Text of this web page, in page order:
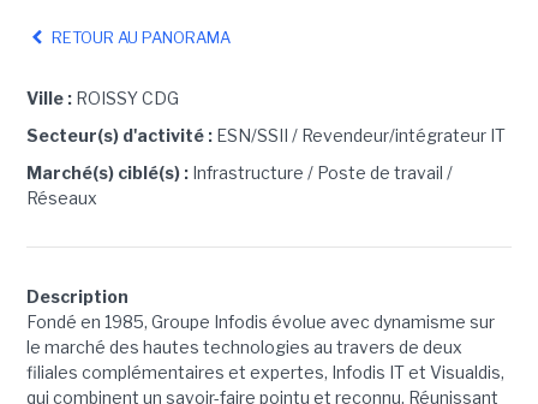
RETOUR AU PANORAMA
Ville : ROISSY CDG
Secteur(s) d'activité : ESN/SSII / Revendeur/intégrateur IT
Marché(s) ciblé(s) : Infrastructure / Poste de travail /
Réseaux
Description
Fondé en 1985, Groupe Infodis évolue avec dynamisme sur
le marché des hautes technologies au travers de deux
filiales complémentaires et expertes, Infodis IT et Visualdis,
qui combinent un savoir-faire pointu et reconnu. Réunissant